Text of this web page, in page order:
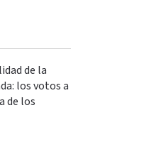
de la
los votos a
de los